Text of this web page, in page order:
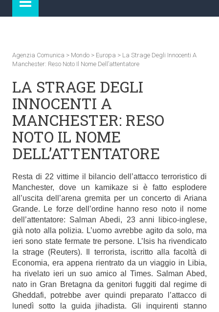
Agenzia Comunica > Mondo > Europa > La Strage Degli Innocenti A
Manchester: Reso Noto Il Nome Dell’attentatore
LA STRAGE DEGLI
INNOCENTI A
MANCHESTER: RESO
NOTO IL NOME
DELL’ATTENTATORE
Resta di 22 vittime il bilancio dell’attacco terroristico di
Manchester, dove un kamikaze si è fatto esplodere
all’uscita dell’arena gremita per un concerto di Ariana
Grande. Le forze dell’ordine hanno reso noto il nome
dell’attentatore: Salman Abedi, 23 anni libico-inglese,
già noto alla polizia. L’uomo avrebbe agito da solo, ma
ieri sono state fermate tre persone. L’Isis ha rivendicato
la strage (Reuters). Il terrorista, iscritto alla facoltà di
Economia, era appena rientrato da un viaggio in Libia,
ha rivelato ieri un suo amico al Times. Salman Abed,
nato in Gran Bretagna da genitori fuggiti dal regime di
Gheddafi, potrebbe aver quindi preparato l’attacco di
lunedì sotto la guida jihadista. Gli inquirenti stanno